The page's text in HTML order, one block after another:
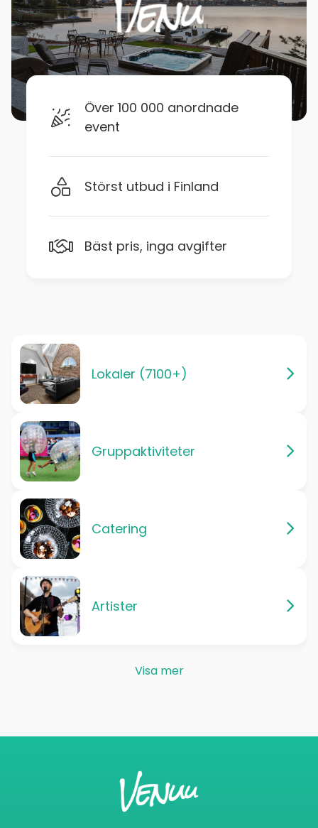
Över 100 000 anordnade
event
Störst utbud i Finland
Bäst pris, inga avgifter
Lokaler (7100+)
Gruppaktiviteter
Catering
Artister
Visa mer